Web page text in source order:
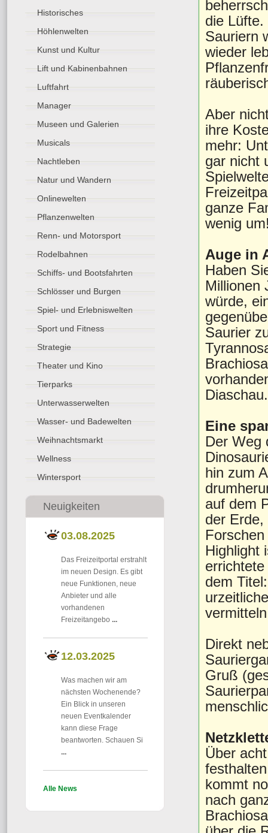
Historisches
Höhlenwelten
Kunst und Kultur
Lift und Kabinenbahnen
Luftfahrt
Manager
Museen und Galerien
Musicals
Nachtleben
Natur und Wandern
Onlinewelten
Pflanzenwelten
Renn- und Motorsport
Rodelbahnen
Schiffs- und Bootsfahrten
Schlösser und Burgen
Spiel- und Erlebniswelten
Sport und Fitness
Strategie
Theater und Kino
Tierparks
Unterwasserwelten
Wasser- und Badewelten
Weihnachtsmarkt
Wellness
Wintersport
Neuigkeiten
03.08.2025
Das Freizeitportal erstrahlt
im neuen Design. Es gibt
neue Funktionen, neue
Anbieter und alle
vorhandenen
Freizeitangebo ...
12.03.2025
Was machen wir am
nächsten Wochenende?
Ein Blick in unseren
neuen Eventkalender
kann diese Frage
beantworten. Schauen Si
...
Alle News
die
Sauriern
wieder
Aber
ihre
mehr:
gar nicht
ganze
wenig
Auge in
Haben
Millionen
würde,
Saurier
Diaschau.
Eine
Der Weg
hin zum
auf dem
der
Highlight
dem
Direkt
Gruß
Über
kommt
nach